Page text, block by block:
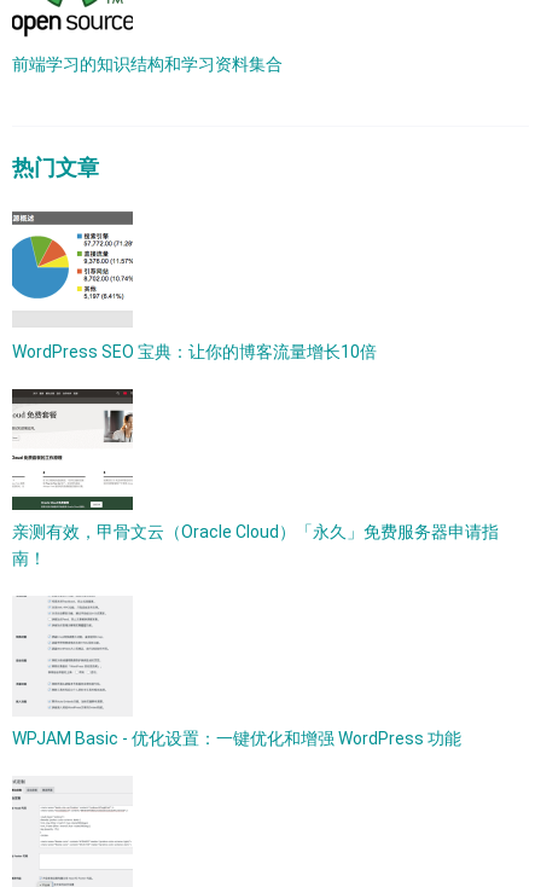
前端学习的知识结构和学习资料集合
热门文章
WordPress SEO 宝典：让你的博客流量增长10倍
亲测有效，甲骨文云（Oracle Cloud）「永久」免费服务器申请指
南！
WPJAM Basic - 优化设置：一键优化和增强 WordPress 功能